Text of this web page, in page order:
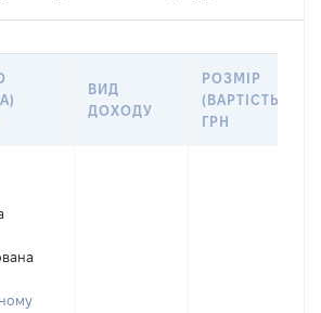
ВИД
ДОХОДУ
РОЗМІР
(ВАРТІСТЬ),
ГРН